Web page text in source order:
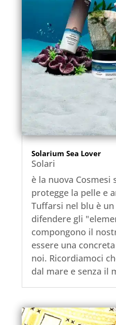
Solarium Sea Lover
Solari
è la nuova Cosmesi
protegge la pelle e
Tuffarsi nel blu è un
difendere gli
compongono il
essere una
noi. Ricordiamoci
dal mare e senza il